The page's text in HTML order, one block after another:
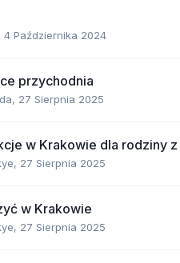
4 Października 2024
przychodnia
, 27 Sierpnia 2025
w Krakowie dla rodziny
, 27 Sierpnia 2025
w Krakowie
, 27 Sierpnia 2025